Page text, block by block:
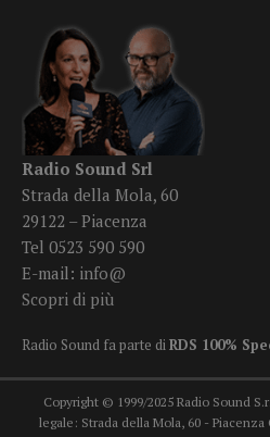
Radio Sound Srl
Strada della Mola, 60
29122 – Piacenza
Tel 0523 590 590
E-mail: info@
Scopri di più
Radio Sound fa parte diRDS 100%
Copyright © 1999/2025 Radio Sound
legale: Strada della Mola, 60 -